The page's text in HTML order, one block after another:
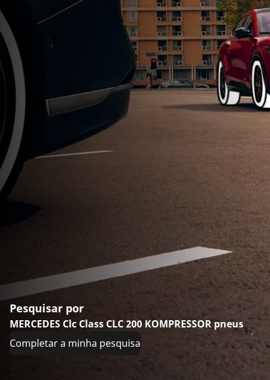
Pesquisar por
MERCEDES Clc Class CLC 200 KOMPRESSOR pneus
Completar a minha pesquisa